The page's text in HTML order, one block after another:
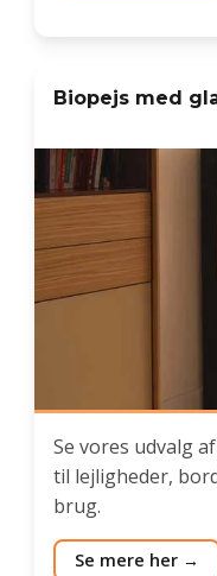
Biopejs med
Se vores udvalg
til lejligheder,
brug.
Se mere her